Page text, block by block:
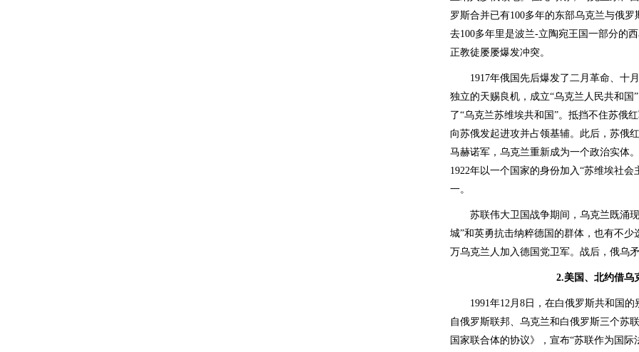
罗斯合并已有100多年的东部乌克兰与俄
去100多年里是波兰-立陶宛王国一部分的
正教徒屡屡爆发冲突。
1917年俄国先后爆发了二月革命、十月
独立的天赐良机，成立“乌克兰人民共和
了“乌克兰苏维埃共和国”。抵挡不住苏俄
向苏俄发起进攻并占领基辅。此后，苏俄
马赫诺军，乌克兰重新成为一个政治实体
1922年以一个国家的身份加入“苏维埃社
一。
苏联伟大卫国战争期间，乌克兰既涌现
城”和英勇抗击纳粹德国的群体，也有不
万乌克兰人加入德国党卫军。战后，俄乌
2.美国、北约借乌
1991年12月8日，在白俄罗斯共和国的
自俄罗斯联邦、乌克兰和白俄罗斯三个苏
国家联合体的协议》，宣布“苏联作为国